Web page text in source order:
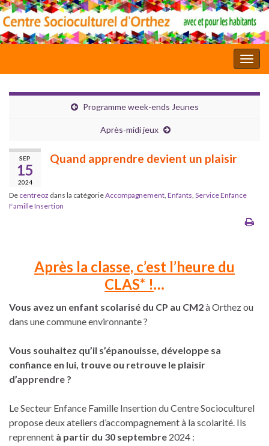
Programme week-ends Jeunes
Après-midi jeux
SEP
15
2024
Quand apprendre devient un plaisir
De centreoz dans la catégorieAccompagnement, Enfants, Service Enfance
Famille Insertion
Après la classe, c’est l’heure du
CLAS* !…
Vous avez un enfant scolarisé du CP au CM2à Orthez ou
dans une commune environnante ?
Vous souhaitez qu’il s’épanouisse, développe sa
confiance en lui, trouve ou retrouve le plaisir
d’apprendre ?
Le Secteur Enfance Famille Insertion du Centre Socioculturel
propose deux ateliers d’accompagnement à la scolarité. Ils
reprennent à partir du 30 septembre 2024 :